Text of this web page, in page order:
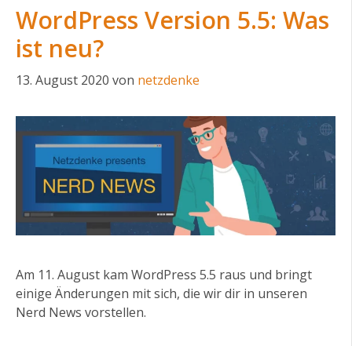
WordPress Version 5.5: Was
ist neu?
13. August 2020 von netzdenke
Am 11. August kam WordPress 5.5 raus und bringt
einige Änderungen mit sich, die wir dir in unseren
Nerd News vorstellen.